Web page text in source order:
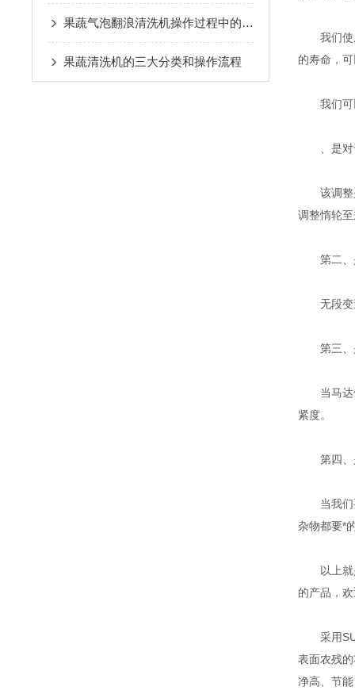
果蔬气泡翻浪清洗机操作过程中的注意事项
果蔬清洗机的三大分类和操作流程
我们使用
的寿命，
我们可以
、是对
该调整是
调整惰轮
第二、
无段变速
第三、
当马达停
紧度。
第四、
当我们要
杂物都要*
以上就是
的产品，
采用
表面农残
净高、节